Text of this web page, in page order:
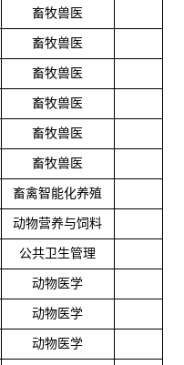
畜牧兽医
畜牧兽医
畜牧兽医
畜牧兽医
畜牧兽医
畜牧兽医
畜禽智能化养殖
动物营养与饲料
公共卫生管理
动物医学
动物医学
动物医学